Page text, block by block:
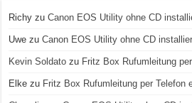
Richy zuCanon EOS Utility ohne CD
Uwe zuCanon EOS Utility ohne CD
Kevin Soldato zu Fritz Box Rufumleitung
Elke zu Fritz Box Rufumleitung per Telefon